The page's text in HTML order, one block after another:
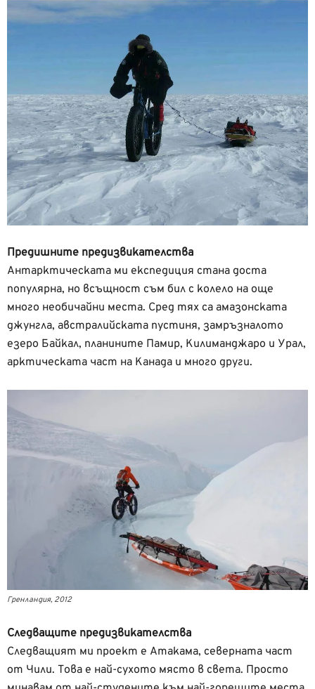
Предишните предизвикателства
Антарктическата ми експедиция стана доста
популярна, но всъщност съм бил с колело на още
много необичайни места. Сред тях са амазонската
джунгла, австралийската пустиня, замръзналото
езеро Байкал, планините Памир, Килиманджаро и Урал,
арктическата част на Канада и много други.
Гренландия, 2012
Следващите предизвикателства
Следващият ми проект е Атакама, северната част
от Чили. Това е най-сухото място в света. Просто